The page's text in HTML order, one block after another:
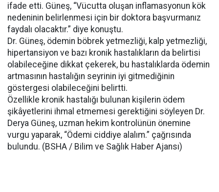
ifade etti. Güneş, “Vücutta oluşan inflamasyonun kök
nedeninin belirlenmesi için bir doktora başvurmanız
faydalı olacaktır.” diye konuştu.
Dr. Güneş, ödemin böbrek yetmezliği, kalp yetmezliği,
hipertansiyon ve bazı kronik hastalıkların da belirtisi
olabileceğine dikkat çekerek, bu hastalıklarda ödemin
artmasının hastalığın seyrinin iyi gitmediğinin
göstergesi olabileceğini belirtti.
Özellikle kronik hastalığı bulunan kişilerin ödem
şikâyetlerini ihmal etmemesi gerektiğini söyleyen Dr.
Derya Güneş, uzman hekim kontrolünün önemine
vurgu yaparak, “Ödemi ciddiye alalım.” çağrısında
bulundu. (BSHA / Bilim ve Sağlık Haber Ajansı)